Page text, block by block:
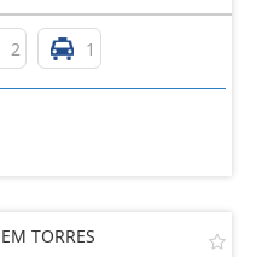
2 1
TORRES